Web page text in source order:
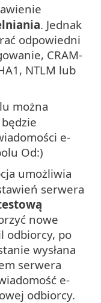
. Jednak
odpowiedni
CRAM-
NTLM lub
można
e-
Od:)
umożliwia
serwera
nowe
odbiorcy, po
wysłana
serwera
e-
odbiorcy.